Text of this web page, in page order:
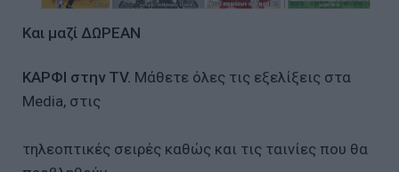
Και μαζί ΔΩΡΕΑΝ
ΚΑΡΦΙ στην TV. Μάθετε όλες τις εξελίξεις στα
Media, στις
τηλεοπτικές σειρές καθώς και τις ταινίες που θα